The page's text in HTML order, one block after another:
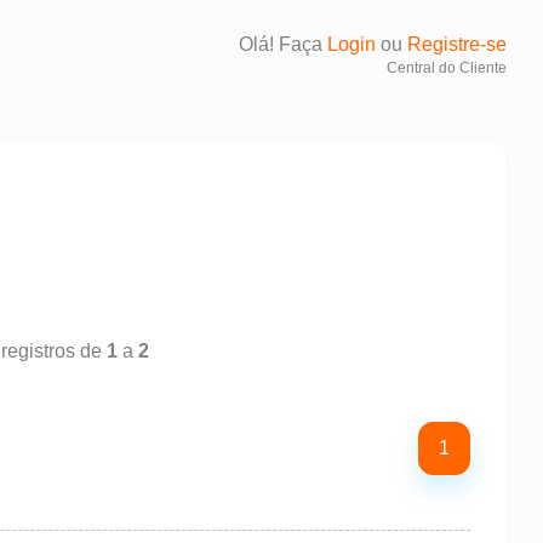
Olá! Faça Login ou Registre-se
Central do Cliente
de 1 a 2
1